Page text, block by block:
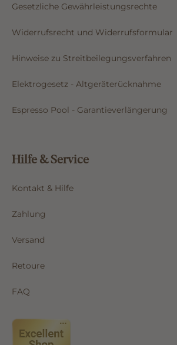
Gesetzliche Gewährleistungsrechte
Widerrufsrecht und Widerrufsformular
Hinweise zu Streitbeilegungsverfahren
Elektrogesetz - Altgeräterücknahme
Espresso Pool - Garantieverlängerung
Hilfe & Service
Kontakt & Hilfe
Zahlung
Versand
Retoure
FAQ